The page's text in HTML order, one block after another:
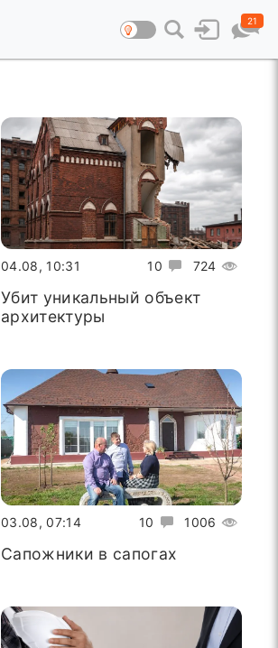
21
10 724
04.08, 10:31
Убит уникальный объект
архитектуры
10 1006
03.08, 07:14
Сапожники в сапогах